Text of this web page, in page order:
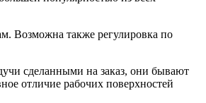
Возможна также регулировка по
сделанными на заказ, они бывают
отличие рабочих поверхностей